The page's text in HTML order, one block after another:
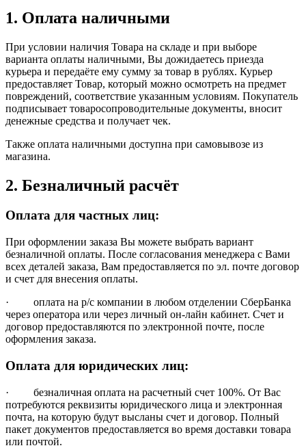
1. Оплата наличными
При условии наличия Товара на складе и при выборе
варианта оплаты наличными, Вы дожидаетесь приезда
курьера и передаёте ему сумму за товар в рублях. Курьер
предоставляет Товар, который можно осмотреть на предмет
повреждений, соответствие указанным условиям. Покупатель
подписывает товаросопроводительные документы, вносит
денежные средства и получает чек.
Также оплата наличными доступна при самовывозе из
магазина.
2. Безналичный расчёт
Оплата для частных лиц:
При оформлении заказа Вы можете выбрать вариант
безналичной оплаты. После согласования менеджера с Вами
всех деталей заказа, Вам предоставляется по эл. почте договор
и счет для внесения оплаты.
· оплата на р/с компании в любом отделении СберБанка
через оператора или через личный он-лайн кабинет. Счет и
договор предоставляются по электронной почте, после
оформления заказа.
Оплата для юридических лиц:
· безналичная оплата на расчетный счет 100%. От Вас
потребуются реквизиты юридического лица и электронная
почта, на которую будут высланы счет и договор. Полный
пакет документов предоставляется во время доставки товара
или почтой.